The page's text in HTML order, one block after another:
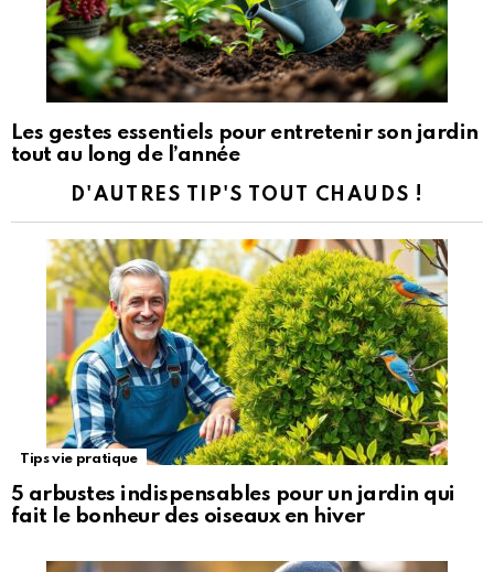
Les gestes essentiels pour entretenir son jardin
tout au long de l’année
D'AUTRES TIP'S TOUT CHAUDS !
Tips vie pratique
5 arbustes indispensables pour un jardin qui
fait le bonheur des oiseaux en hiver